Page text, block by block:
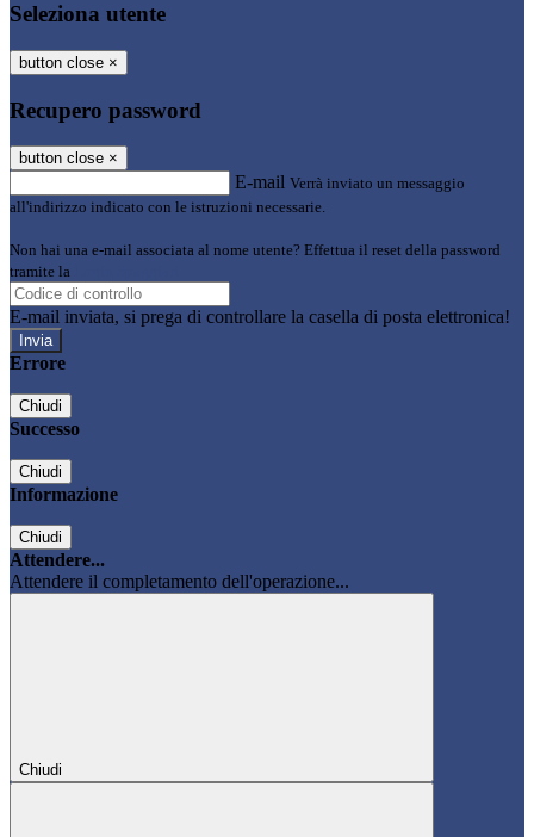
Seleziona utente
button close ×
Recupero password
button close ×
E-mail Verrà inviato un messaggio
all'indirizzo indicato con le istruzioni necessarie.
Non hai una e-mail associata al nome utente? Effettua il reset della password
tramite la
E-mail inviata, si prega di controllare la casella di posta elettronica!
Errore
Chiudi
Successo
Chiudi
Informazione
Chiudi
Attendere...
Attendere il completamento dell'operazione...
Chiudi